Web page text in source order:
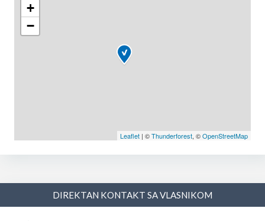
+
−
Leaflet | ©Thunderforest, ©OpenStreetMap
DIREKTAN KONTAKT SA VLASNIKOM